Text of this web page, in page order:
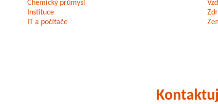
Chemický průmysl
Instituce
IT a počítače